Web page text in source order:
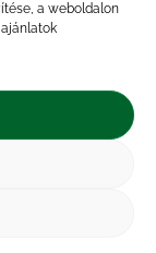
a weboldalon
év